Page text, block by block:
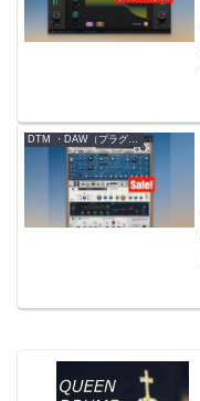
DTM ・DAW（プラグイン、シンセなど）のセール情報